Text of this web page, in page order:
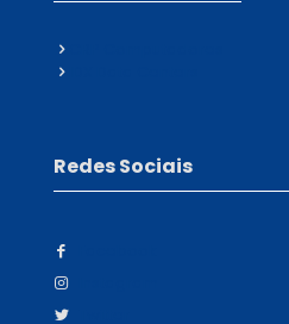
Redes Sociais